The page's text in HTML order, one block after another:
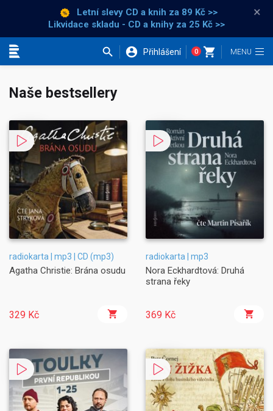
Letní slevy CD a knih za 89 Kč >>
Likvidace skladu - CD a knihy za 25 Kč >>
×
Přihlášení 0
Naše bestsellery
radiokarta | mp3 | CD (mp3)
Agatha Christie: Brána osudu
329 Kč
radiokarta | mp3
Nora Eckhardtová: Druhá
strana řeky
369 Kč